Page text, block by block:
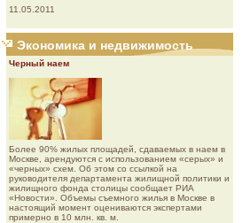
11.05.2011
Экономика и недвижимость
Черный наем
Более 90% жилых площадей, сдаваемых в наем в
Москве, арендуются с использованием «серых» и
«черных» схем. Об этом со ссылкой на
руководителя департамента жилищной политики и
жилищного фонда столицы сообщает РИА
«Новости». Объемы съемного жилья в Москве в
настоящий момент оцениваются экспертами
примерно в 10 млн. кв. м.